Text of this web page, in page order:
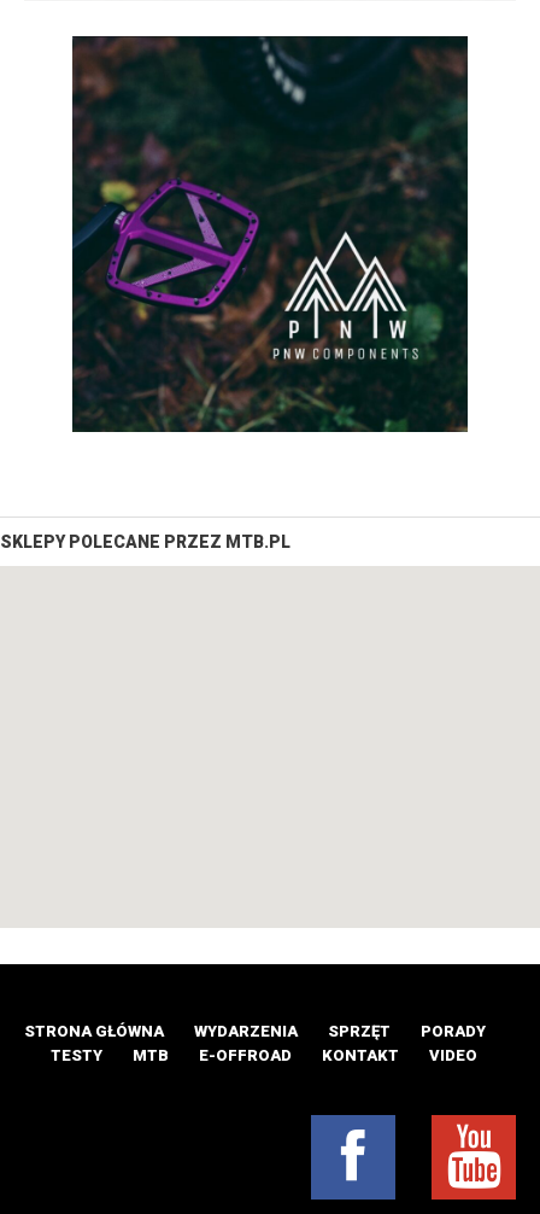
SKLEPY POLECANE PRZEZ MTB.PL
STRONA GŁÓWNA WYDARZENIA SPRZĘT
PORADY
TESTY
MTB E-OFFROAD KONTAKT VIDEO